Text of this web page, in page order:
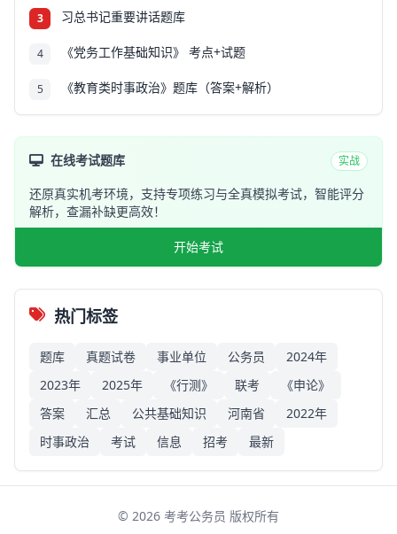
3 习总书记重要讲话题库
4 《党务工作基础知识》 考点+试题
5 《教育类时事政治》题库（答案+解析）
在线考试题库 实战
还原真实机考环境，支持专项练习与全真模拟考试，智能评分
解析，查漏补缺更高效！
开始考试
热门标签
题库 真题试卷 事业单位 公务员
2024年
2023年
2025年 《行测》 联考
《申论》
答案
汇总 公共基础知识 河南省
2022年
时事政治
考试 信息 招考 最新
© 2026 考考公务员 版权所有